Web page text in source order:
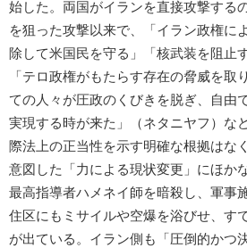
始した。両国がイランを直接攻撃する
を狙った攻撃以来で、「イラン政権に
除して米国民を守る」「核武装を阻止
「テロ政権がもたらす存在の脅威を取
ての人々が圧政のくびきを脱ぎ、自由
実現する時が来た」（ネタニヤフ）な
際法上の正当性を示す明確な根拠はな
意図した「力による現状変更」にほか
最高指導者ハメネイ師を暗殺し、軍事
住区にもミサイルや空爆を浴びせ、す
が出ている。イラン側も「圧倒的かつ